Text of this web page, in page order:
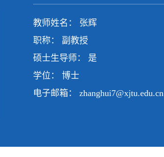
教师姓名： 张辉
职称： 副教授
硕士生导师： 是
学位： 博士
电子邮箱： zhanghui7@xjtu.edu.cn